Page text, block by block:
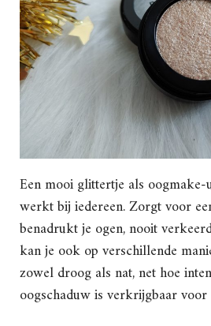
Een mooi glittertje als
werkt bij iedereen. Zorgt voor
benadrukt je ogen, nooit
kan je ook op verschillende
zowel droog als nat, net hoe
oogschaduw is verkrijgbaar